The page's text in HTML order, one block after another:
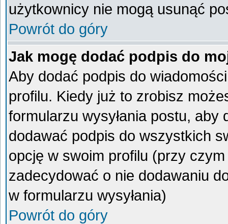
użytkownicy nie mogą usunąć
Powrót do góry
Jak mogę dodać podpis do
Aby dodać podpis do
profilu. Kiedy już to zrobisz
formularzu wysyłania postu,
dodawać podpis do wszystkich
opcję w swoim profilu (przy
zadecydować o nie dodawaniu
w formularzu wysyłania)
Powrót do góry